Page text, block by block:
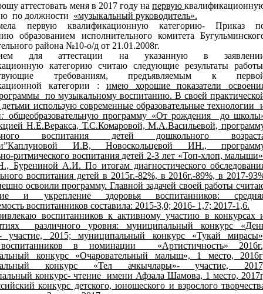
аттестовать меня в 2017 году напервую
по должности «музыкальный руководитель».
первую квалификационную категорию- Приказ
образованием исполнительного комитета
района №10-о/д от 21.01.2008г.
для аттестации на указанную в
категорию считаю следующие результаты
требованиям, предъявляемым к
категории : имею хорошие показатели
по музыкальному воспитанию. В своей
использую современные образовательные технологии
: общеобразовательную программу «От рождения до
Н.Е.Веракса, Т.С.Комаровой, М.А.Васильевой,
воспитания детей дошкольного
И.В, Новоскольцевой ИН.,
ритмического воспитания детей 2-3 лет «Топ-хлоп,
Бурениной А.И. По итогам диагностического
воспитания детей в 2015г.-82%, в 2016г.-89%, в 2017-
освоили программу. Главной задачей своей работы
и укрепление здоровья воспитанников:
воспитанников составила: 2015-3,0; 2016- 1,7; 2017-1,6.
воспитанников к активному участию в конкурсах
различного уровня: муниципальный конкурс
участие, 2015; муниципальный конкурс «Тукай
в номинации «Артистичность»
конкурс «Очаровательный малыш», 1 место,
конкурс «Тел ачкычлары»- участие,
конкурс- чтение имени Афзала Шамова, 1 место,
конкурс детского, юношеского и взрослого